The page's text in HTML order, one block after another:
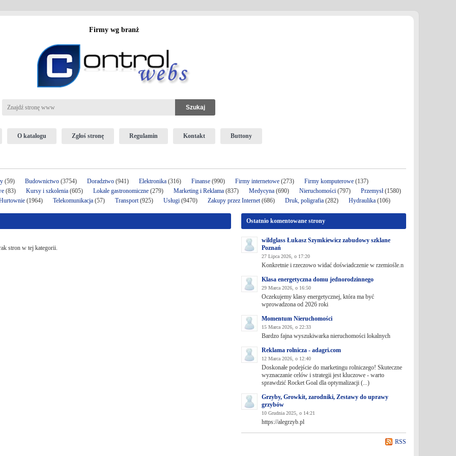
Firmy wg branż
O katalogu Zgłoś stronę Regulamin Kontakt Buttony
(59) Budownictwo (3754) Doradztwo (941) Elektronika (316) Finanse (990) Firmy internetowe (273) Firmy komputerowe (137)
(83) Kursy i szkolenia (605) Lokale gastronomiczne (279) Marketing i Reklama (837) Medycyna (690) Nieruchomości (797) Przemysł(1580)
(1964) Telekomunikacja (57) Transport(925) Usługi (9470) Zakupy przez Internet(686) Druk, poligrafia (282) Hydraulika (106)
stron w tej kategorii.
Ostatnio komentowane strony
wildglass Łukasz Szymkiewicz zabudowy szklane
Poznań
27 Lipca 2026, o 17:20
Konkretnie i rzeczowo widać doświadczenie w rzemiośle.n
Klasa energetyczna domu jednorodzinnego
29 Marca 2026, o 16:50
Oczekujemy klasy energetycznej, która ma być
wprowadzona od 2026 roki
Momentum Nieruchomości
15 Marca 2026, o 22:33
Bardzo fajna wyszukiwarka nieruchomości lokalnych
Reklama rolnicza - adagri.com
12 Marca 2026, o 12:40
Doskonałe podejście do marketingu rolniczego! Skuteczne
wyznaczanie celów i strategii jest kluczowe - warto
sprawdzić Rocket Goal dla optymalizacji (...)
Grzyby, Growkit, zarodniki, Zestawy do uprawy
grzybów
10 Grudnia 2025, o 14:21
https://alegrzyb.pl
RSS